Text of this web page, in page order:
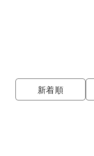
カジュアル
福山ゴム工業
新着順